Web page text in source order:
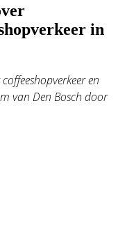
in
en
van Den Bosch door